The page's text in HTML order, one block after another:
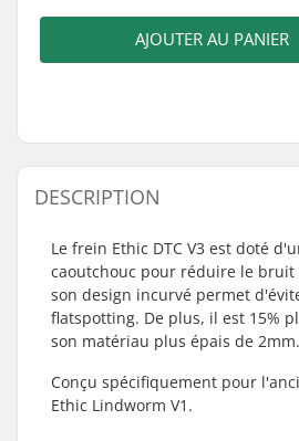
AJOUTER AU PANIER
DESCRIPTION
Le frein Ethic DTC V3 est doté
caoutchouc pour réduire le
son design incurvé permet
flatspotting. De plus, il est 15%
son matériau plus épais de 2mm.
Conçu spécifiquement pour
Ethic Lindworm V1.